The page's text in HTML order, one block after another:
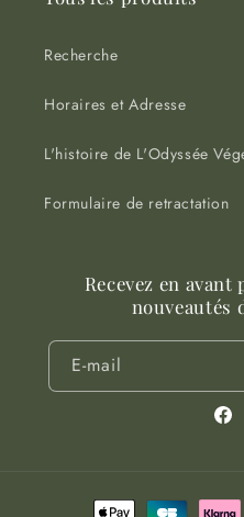
Recherche
Horaires et Adresse
L'histoire de L'Odyssée
Formulaire de retractation
Recevez en
nouveautés
E-mail
Moyens